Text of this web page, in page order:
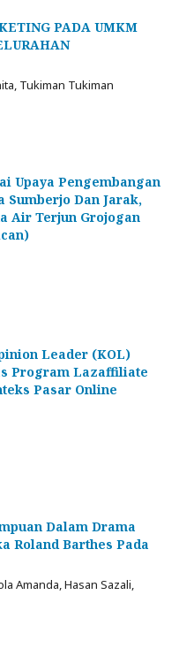
PADA UMKM
Tukiman Tukiman
Upaya Pengembangan
Sumberjo Dan Jarak,
Air Terjun Grojogan
Leader (KOL)
Program Lazaffiliate
Pasar Online
Dalam Drama
Roland Barthes Pada
Amanda, Hasan Sazali,